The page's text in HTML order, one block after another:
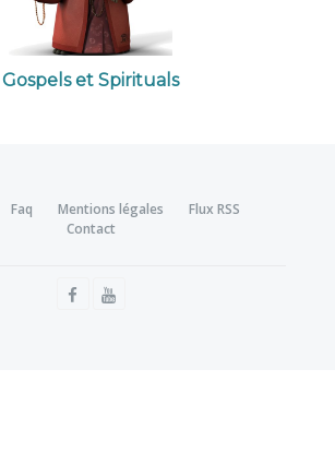
Gospels et Spirituals
Faq Mentions légales
Flux RSS
Contact